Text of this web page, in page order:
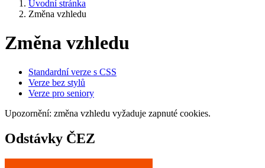
Úvodní stránka
Změna vzhledu
Změna vzhledu
Standardní verze s CSS
Verze bez stylů
Verze pro seniory
Upozornění: změna vzhledu vyžaduje zapnuté cookies.
Odstávky ČEZ